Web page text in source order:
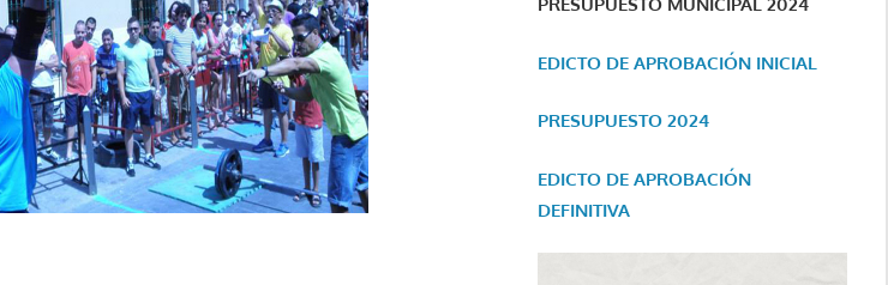
EDICTO DE APROBACIÓN INICIAL
PRESUPUESTO 2024
EDICTO DE APROBACIÓN
DEFINITIVA